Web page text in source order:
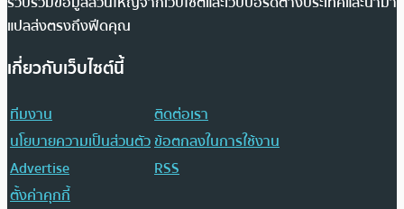
แปลส่งตรงถึงฟีดคุณ
เกี่ยวกับเว็บไซต์นี้
ทีมงาน
ติดต่อเรา
นโยบายความเป็นส่วนตัวข้อตกลงในการใช้งาน
Advertise
RSS
ตั้งค่าคุกกี้